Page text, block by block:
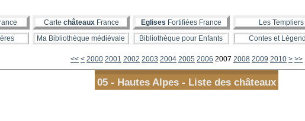
Carte châteauxFrance Eglises Fortifiées France Les Templiers
Ma Bibliothèque médiévale Bibliothèque pour Enfants Contes et
<< < 2000 2001 2002 2003 2004 2005 2006 2007 2008 2009 2010 2020
2030
2040
2050
2060
2070
2080
2090
2100
2200
2300
2400
2500
2600
2700
2800
2900
3000
3100
3200
3300
3400
3500
3600
3700
3800
3900
4000
4100
4200
4300
4400
4500
4600
4700
4800
4900
5000
5100
5200
5300
5400
5500
5600
> >>
05 - Hautes Alpes - Liste des châteaux